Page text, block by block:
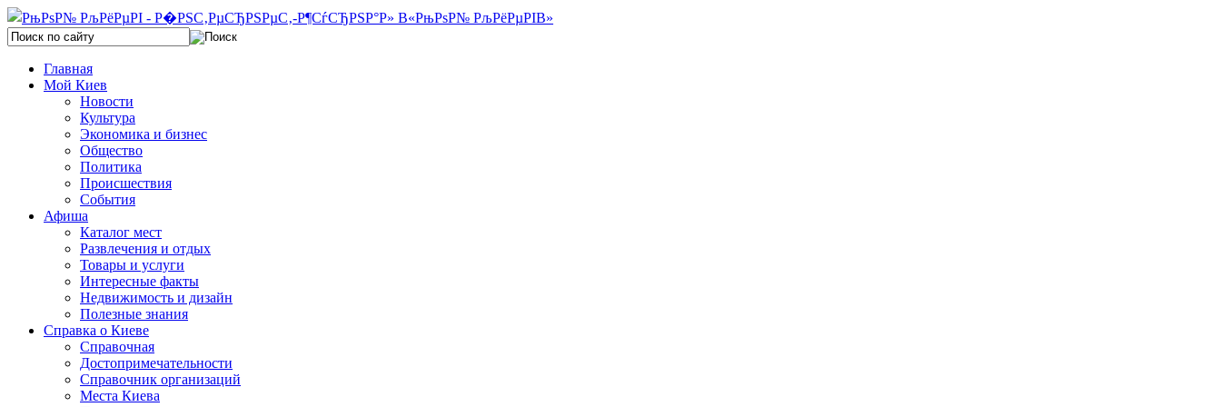
Главная
Мой Киев
Новости
Культура
Экономика и бизнес
Общество
Политика
Происшествия
События
Афиша
Каталог мест
Развлечения и отдых
Товары и услуги
Интересные факты
Недвижимость и дизайн
Полезные знания
Справка о Киеве
Справочная
Достопримечательности
Справочник организаций
Места Киева